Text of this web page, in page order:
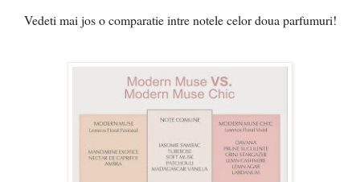
Vedeti mai jos o comparatie intre notele celor doua parfumuri!